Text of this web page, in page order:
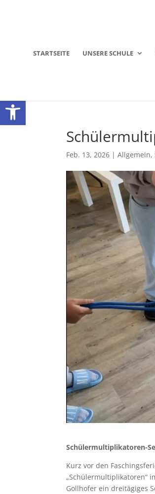
Werkzeugleiste öffnen
STARTSEITE UNSERE SCHULE
Feb. 13, 2026 |Allgemein,
Schülermultiplikatoren-
Kurz vor den
„Schülermultiplikatoren“
Gollhofer ein dreitägiges